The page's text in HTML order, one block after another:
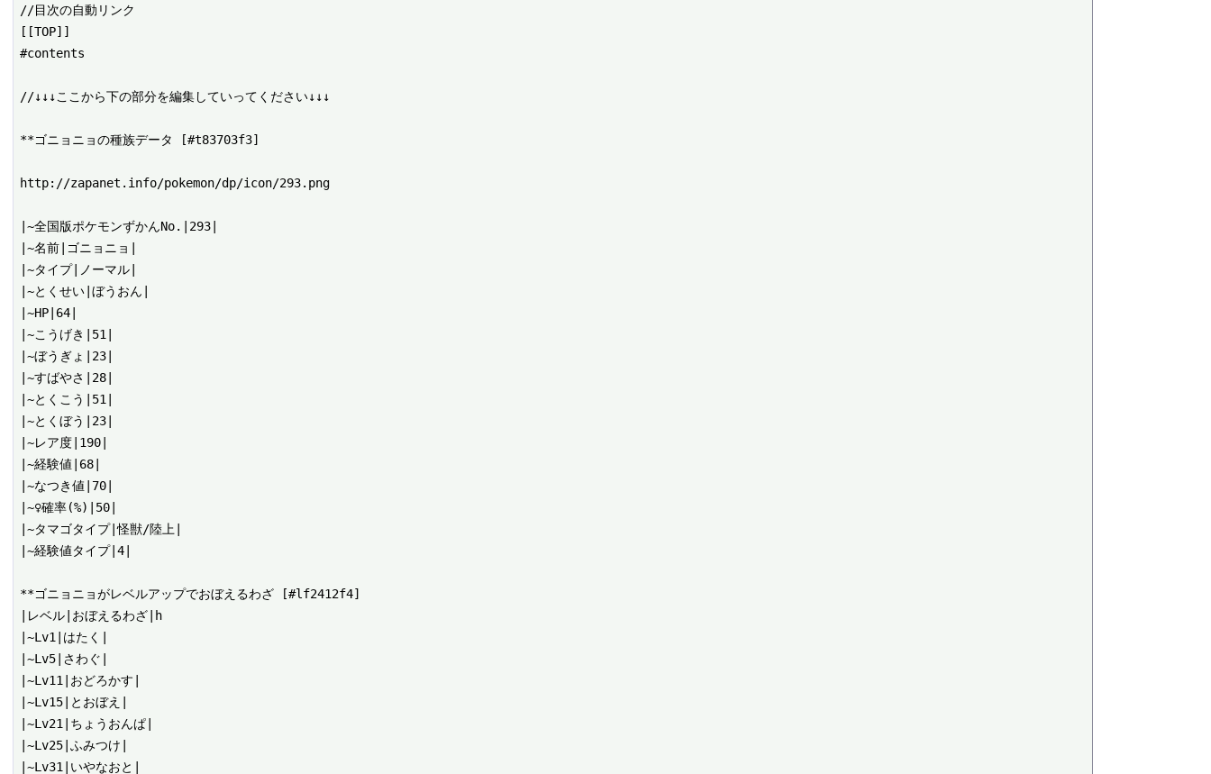
//目次の自動リンク
[[TOP]]
#contents
//↓↓↓ここから下の部分を編集していってください↓↓↓
**ゴニョニョの種族データ [#t83703f3]
http://zapanet.info/pokemon/dp/icon/293.png
|~全国版ポケモンずかんNo.|293|
|~名前|ゴニョニョ|
|~タイプ|ノーマル|
|~とくせい|ぼうおん|
|~HP|64|
|~こうげき|51|
|~ぼうぎょ|23|
|~すばやさ|28|
|~とくこう|51|
|~とくぼう|23|
|~レア度|190|
|~経験値|68|
|~なつき値|70|
|~♀確率(%)|50|
|~タマゴタイプ|怪獣/陸上|
|~経験値タイプ|4|
**ゴニョニョがレベルアップでおぼえるわざ [#lf2412f4]
|レベル|おぼえるわざ|h
|~Lv1|はたく|
|~Lv5|さわぐ|
|~Lv11|おどろかす|
|~Lv15|とおぼえ|
|~Lv21|ちょうおんぱ|
|~Lv25|ふみつけ|
|~Lv31|いやなおと|